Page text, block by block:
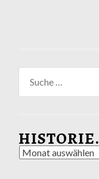
nach:
HISTORIE.
Historie.